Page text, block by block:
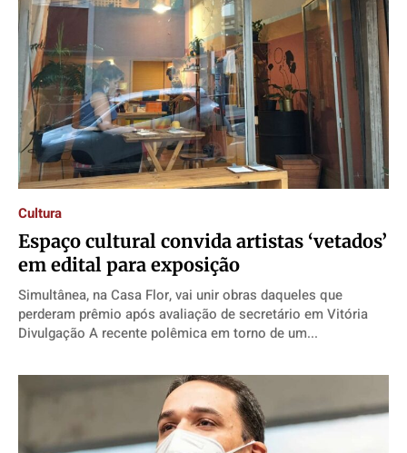
Cultura
Espaço cultural convida artistas ‘vetados’
em edital para exposição
Simultânea, na Casa Flor, vai unir obras daqueles que
perderam prêmio após avaliação de secretário em Vitória
Divulgação A recente polêmica em torno de um...